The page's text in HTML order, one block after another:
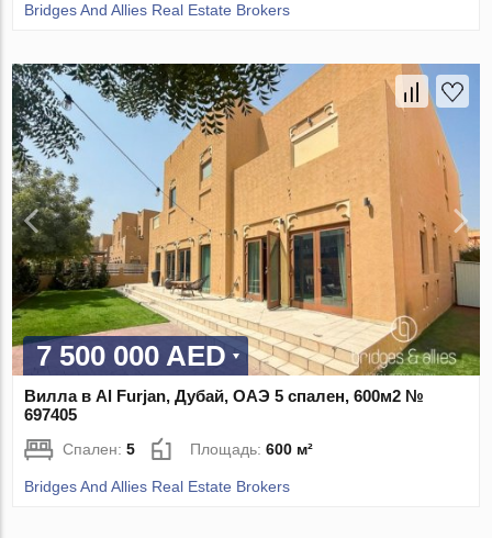
Bridges And Allies Real Estate Brokers
7 500 000 AED
Вилла в Al Furjan, Дубай, ОАЭ 5 спален, 600м2 №
697405
Спален:5 Площадь:600 м²
Bridges And Allies Real Estate Brokers